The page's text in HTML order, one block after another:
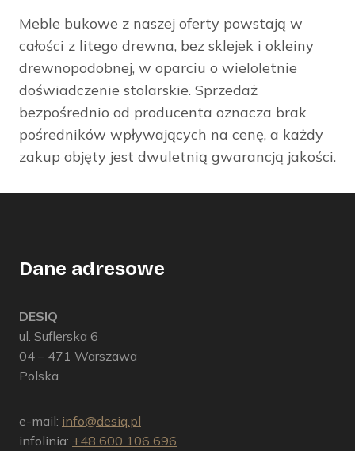
Meble bukowe z naszej oferty powstają w
całości z litego drewna, bez sklejek i okleiny
drewnopodobnej, w oparciu o wieloletnie
doświadczenie stolarskie. Sprzedaż
bezpośrednio od producenta oznacza brak
pośredników wpływających na cenę, a każdy
zakup objęty jest dwuletnią gwarancją jakości.
Dane adresowe
DESIQ
ul. Suflerska 6
04 – 471 Warszawa
Polska
e-mail: info@desiq.pl
infolinia: +48 600 106 696